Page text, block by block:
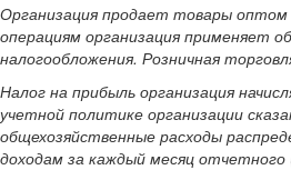
Организация продает товары
операциям организация применяет
налогообложения. Розничная
Налог на прибыль организация
учетной политике организации
общехозяйственные расходы
доходам за каждый месяц отчетного